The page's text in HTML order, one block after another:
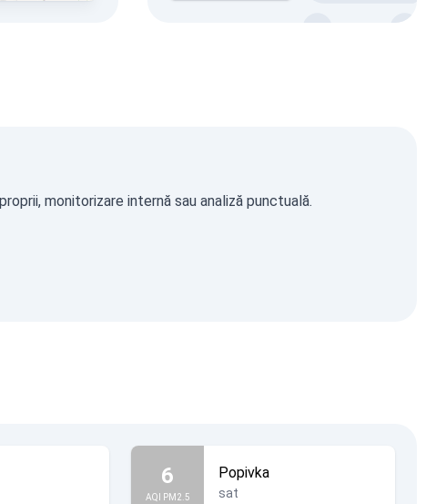
monitorizare internă sau analiză punctuală.
6
AQI PM2.5
Popivka
sat